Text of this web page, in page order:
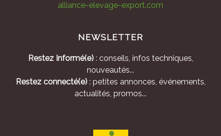
alliance-elevage-export.com
NEWSLETTER
Restez Informé(e): conseils, infos techniques,
nouveautés...
Restez connecté(e): petites annonces, événements,
actualités, promos...